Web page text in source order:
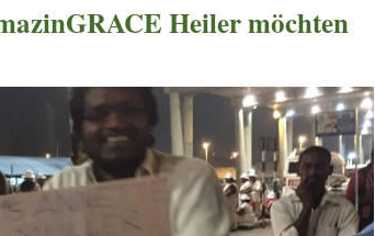
Heiler möchten